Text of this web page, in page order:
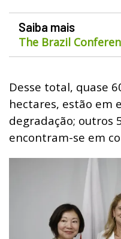
Saiba mais
The Brazil
Desse total, quase
hectares, estão em
degradação; outros
encontram-se em